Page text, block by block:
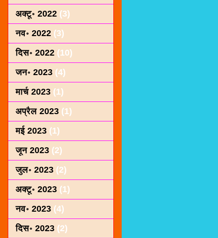
अक्टू॰ 2022 (3)
नव॰ 2022 (3)
दिस॰ 2022 (10)
जन॰ 2023 (4)
मार्च 2023 (1)
अप्रैल 2023 (1)
मई 2023 (1)
जून 2023 (2)
जुल॰ 2023 (2)
अक्टू॰ 2023 (1)
नव॰ 2023 (4)
दिस॰ 2023 (2)